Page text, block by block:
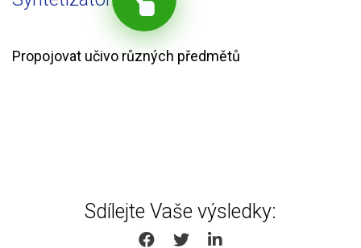
Propojovat učivo různých předmětů
Sdílejte Vaše výsledky:
SHARE ON FACEBOOK
SHARE ON TWITTER
SHARE ON LINKEDIN